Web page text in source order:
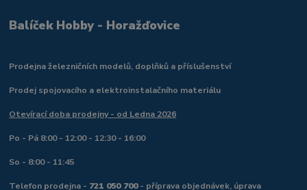
Balíček Hobby - Horažďovice
Prodejna železničních modelů, doplňků a příslušenství
Prodej spojovacího a elektroinstalačního materiálu
Otevírací doba prodejny - od Ledna 2026
Po - Pá 8:00 - 12:00 - 12:30 - 16:00
So - 8:00 - 11:45
Telefon prodejna - 721 050 700- příprava objednávek, úprava